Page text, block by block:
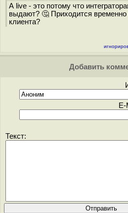
А live - это потому что
выдают? 🤔 Приходится
клиента?
Добавить
E-
Текст: